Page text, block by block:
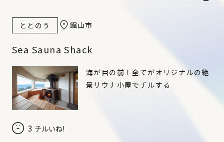
ととのう 館山市
Sea Sauna Shack
3 チルいね!
海が目の前！全てがオリジナルの絶
景サウナ小屋でチルする